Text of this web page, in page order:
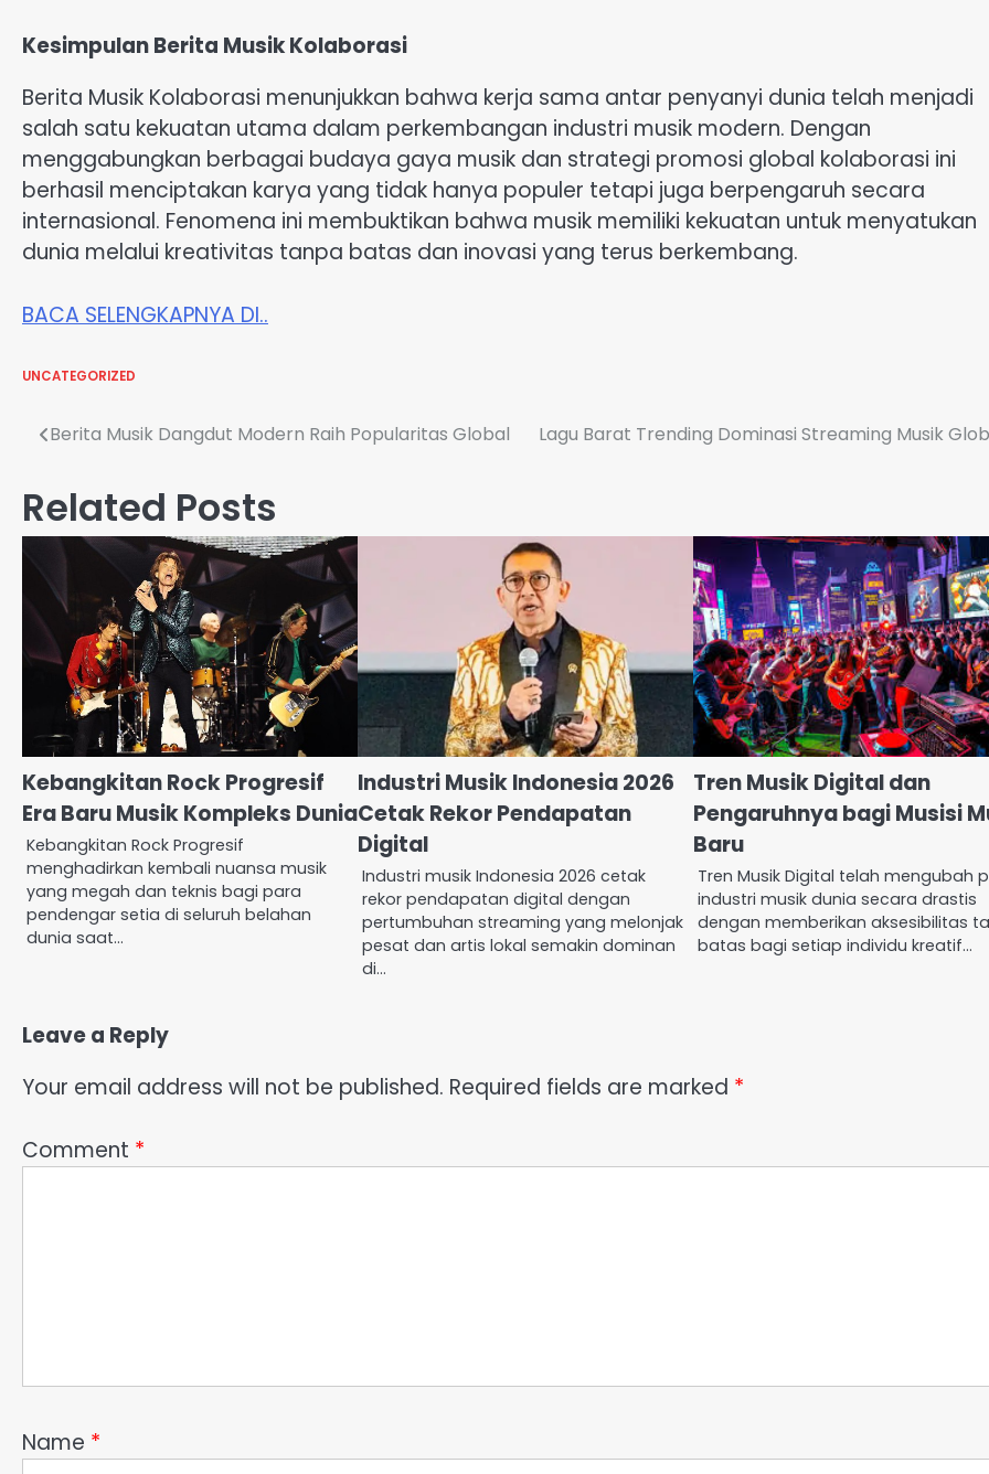
Kesimpulan Berita Musik Kolaborasi
Berita Musik Kolaborasi menunjukkan bahwa kerja sama antar penyanyi dunia telah menjadi
salah satu kekuatan utama dalam perkembangan industri musik modern. Dengan
menggabungkan berbagai budaya gaya musik dan strategi promosi global kolaborasi ini
berhasil menciptakan karya yang tidak hanya populer tetapi juga berpengaruh secara
internasional. Fenomena ini membuktikan bahwa musik memiliki kekuatan untuk menyatukan
dunia melalui kreativitas tanpa batas dan inovasi yang terus berkembang.
BACA SELENGKAPNYA DI..
UNCATEGORIZED
Post
Berita Musik Dangdut Modern Raih Popularitas Global Lagu Barat Trending Dominasi Streaming Musik
Related Posts
Kebangkitan Rock Progresif
Era Baru Musik Kompleks Dunia
Kebangkitan Rock Progresif
menghadirkan kembali nuansa musik
yang megah dan teknis bagi para
pendengar setia di seluruh belahan
dunia saat…
Industri Musik Indonesia 2026
Cetak Rekor Pendapatan
Digital
Industri musik Indonesia 2026 cetak
rekor pendapatan digital dengan
pertumbuhan streaming yang melonjak
pesat dan artis lokal semakin dominan
di…
Tren Musik Digital dan
Pengaruhnya bagi Musisi
Baru
Tren Musik Digital telah mengubah
industri musik dunia secara drastis
dengan memberikan aksesibilitas
batas bagi setiap individu kreatif…
Leave a Reply
Your email address will not be published. Required fields are marked *
Comment *
Name *